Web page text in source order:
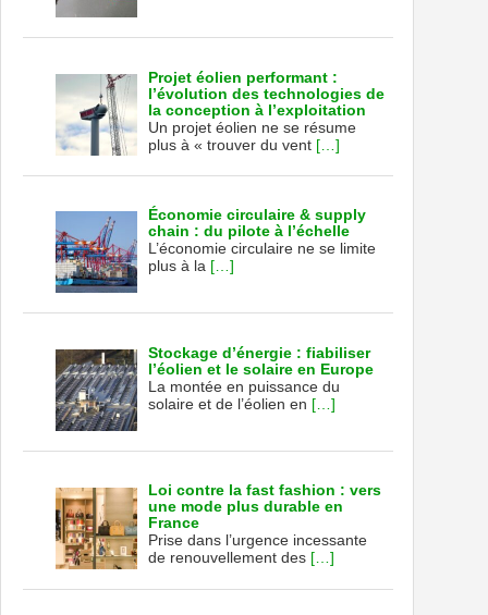
Projet éolien performant :
l’évolution des technologies de
la conception à l’exploitation
Un projet éolien ne se résume
plus à « trouver du vent […]
Économie circulaire & supply
chain : du pilote à l’échelle
L’économie circulaire ne se limite
plus à la […]
Stockage d’énergie : fiabiliser
l’éolien et le solaire en Europe
La montée en puissance du
solaire et de l’éolien en […]
Loi contre la fast fashion : vers
une mode plus durable en
France
Prise dans l’urgence incessante
de renouvellement des […]